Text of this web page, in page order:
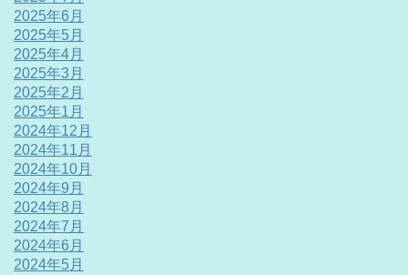
2025年6月
2025年5月
2025年4月
2025年3月
2025年2月
2025年1月
2024年12月
2024年11月
2024年10月
2024年9月
2024年8月
2024年7月
2024年6月
2024年5月